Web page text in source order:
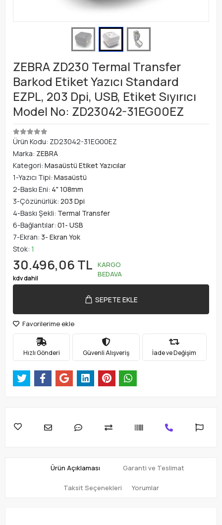
ZEBRA ZD230 Termal Transfer
Barkod Etiket Yazıcı Standard
EZPL, 203 Dpi, USB, Etiket Sıyırıcı
Model No: ZD23042-31EG00EZ
Ürün Kodu: ZD23042-31EG00EZ
Marka: ZEBRA
Kategori: Masaüstü Etiket Yazıcılar
1-Yazıcı Tipi: Masaüstü
2-Baskı Eni: 4" 108mm
3-Çözünürlük: 203 Dpi
4-Baskı Şekli: Termal Transfer
6-Bağlantılar: 01- USB
7-Ekran: 3- Ekran Yok
Stok: 1
30.496,06 TL
kdv dahil
KARGO
BEDAVA
SEPETE EKLE
Favorilerime ekle
Hızlı Gönderi Güvenli Alışveriş İade ve Değişim
Ürün Açıklaması Garanti ve Teslimat
Taksit Seçenekleri Yorumlar